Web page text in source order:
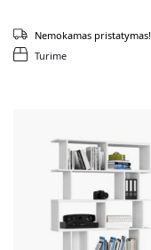
Turime
Nemokamas pristatymas!